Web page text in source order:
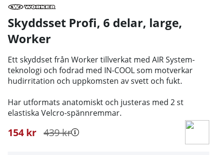
Skyddsset Profi, 6 delar, large,
Worker
Ett skyddset från Worker tillverkat med AIR System-
teknologi och fodrad med IN-COOL som motverkar
hudirritation och uppkomsten av svett och fukt.
Har utformats anatomiskt och justeras med 2 st
elastiska Velcro-spännremmar.
439kr
154kr